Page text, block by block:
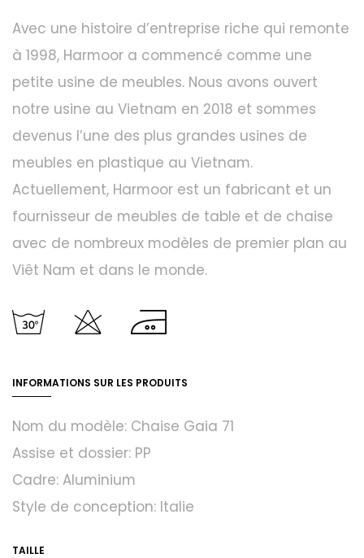
Avec une histoire d’entreprise riche qui remonte
à 1998, Harmoor a commencé comme une
petite usine de meubles. Nous avons ouvert
notre usine au Vietnam en 2018 et sommes
devenus l’une des plus grandes usines de
meubles en plastique au Vietnam.
Actuellement, Harmoor est un fabricant et un
fournisseur de meubles de table et de chaise
avec de nombreux modèles de premier plan au
Viêt Nam et dans le monde.
INFORMATIONS SUR LES PRODUITS
Nom du modèle: Chaise Gaia 71
Assise et dossier: PP
Cadre: Aluminium
Style de conception: Italie
TAILLE